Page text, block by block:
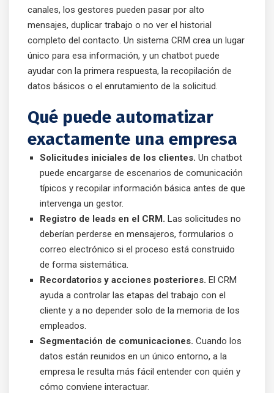
canales, los gestores pueden pasar por alto
mensajes, duplicar trabajo o no ver el historial
completo del contacto. Un sistema CRM crea un lugar
único para esa información, y un chatbot puede
ayudar con la primera respuesta, la recopilación de
datos básicos o el enrutamiento de la solicitud.
Qué puede automatizar
exactamente una empresa
Solicitudes iniciales de los clientes. Un chatbot
puede encargarse de escenarios de comunicación
típicos y recopilar información básica antes de que
intervenga un gestor.
Registro de leads en el CRM. Las solicitudes no
deberían perderse en mensajeros, formularios o
correo electrónico si el proceso está construido
de forma sistemática.
Recordatorios y acciones posteriores. El CRM
ayuda a controlar las etapas del trabajo con el
cliente y a no depender solo de la memoria de los
empleados.
Segmentación de comunicaciones. Cuando los
datos están reunidos en un único entorno, a la
empresa le resulta más fácil entender con quién y
cómo conviene interactuar.